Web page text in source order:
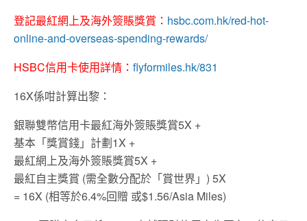
登記最紅網上及海外簽賬獎賞： hsbc.com.hk/red-hot-
online-and-overseas-spending-rewards/
HSBC信用卡使用詳情： flyformiles.hk/831
16X係咁計算出黎：
銀聯雙幣信用卡最紅海外簽賬獎賞5X +
基本「獎賞錢」計劃1X +
最紅網上及海外簽賬獎賞5X +
最紅自主獎賞 (需全數分配於「賞世界」) 5X
= 16X (相等於6.4%回贈 或$1.56/Asia Miles)